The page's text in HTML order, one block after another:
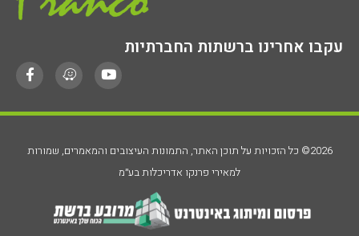
עקבו אחרינו ברשתות החברתיות
2026© כל הזכויות על תוכן האתר, התמונות העיצובים והמאמרים, שמורות
למאירי פרנקו אדריכלות בע״מ